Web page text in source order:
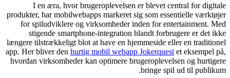
I en æra, hvor brugeroplevelsen er blevet central for digitale
produkter, har mobilwebapps markeret sig som essentielle værktøjer
for spiludviklere og virksomheder inden for entertainment. Med
stigende smartphone-integration blandt forbrugere er det ikke
længere tilstrækkeligt blot at have en hjemmeside eller en traditionel
app. Her bliver den hurtig mobil webapp Jokerquest et eksempel på,
hvordan virksomheder kan optimere brugeroplevelsen og hurtigere
bringe spil ud til publikum.